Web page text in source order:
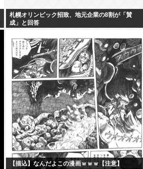
札幌オリンピック招致、地元企業の8割が「賛
成」と回答
【描込】なんだよこの漫画ｗｗｗ【注意】